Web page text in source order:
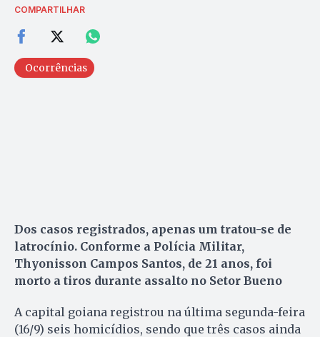
COMPARTILHAR
Ocorrências
Dos casos registrados, apenas um tratou-se de
latrocínio. Conforme a Polícia Militar,
Thyonisson Campos Santos, de 21 anos, foi
morto a tiros durante assalto no Setor Bueno
A capital goiana registrou na última segunda-feira
(16/9) seis homicídios, sendo que três casos ainda